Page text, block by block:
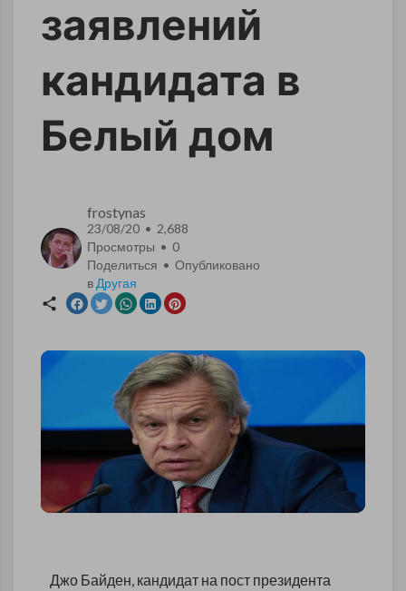
заявлений
кандидата в
Белый дом
frostynas
23/08/20 • 2,688
Просмотры • 0
Поделиться • Опубликовано
в Другая
Джо Байден, кандидат на пост президента